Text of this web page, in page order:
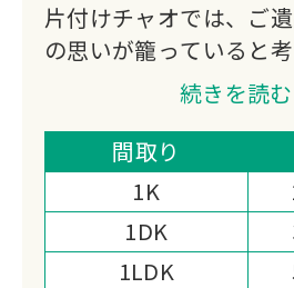
片付けチャオでは、ご
の思いが籠っていると
どのようなご遺品でも
取り扱い、お客様のご
寧に作業いたします。
処分品が多い場合や処
合でも全て対応いたし
女性スタッフも在籍し
女性だからこそできる
続きを読む
間取り
1K
1DK
1LDK